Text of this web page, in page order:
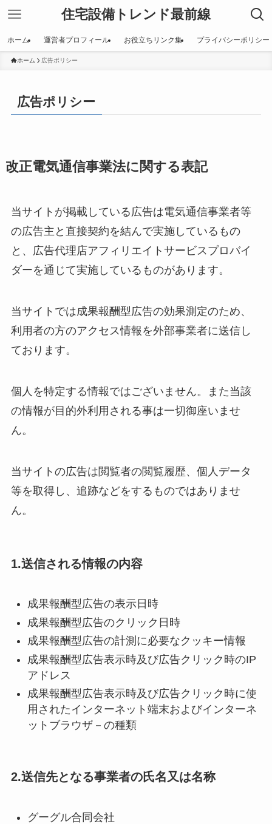
住宅設備トレンド最前線
ホーム 運営者プロフィール お役立ちリンク集 プライバシーポリシー
ホーム 広告ポリシー
広告ポリシー
改正電気通信事業法に関する表記
当サイトが掲載している広告は電気通信事業者等
の広告主と直接契約を結んで実施しているもの
と、広告代理店アフィリエイトサービスプロバイ
ダーを通じて実施しているものがあります。
当サイトでは成果報酬型広告の効果測定のため、
利用者の方のアクセス情報を外部事業者に送信し
ております。
個人を特定する情報ではございません。また当該
の情報が目的外利用される事は一切御座いませ
ん。
当サイトの広告は閲覧者の閲覧履歴、個人データ
等を取得し、追跡などをするものではありませ
ん。
1.送信される情報の内容
成果報酬型広告の表示日時
成果報酬型広告のクリック日時
成果報酬型広告の計測に必要なクッキー情報
成果報酬型広告表示時及び広告クリック時のIP
アドレス
成果報酬型広告表示時及び広告クリック時に使
用されたインターネット端末およびインターネ
ットブラウザ－の種類
2.送信先となる事業者の氏名又は名称
グーグル合同会社